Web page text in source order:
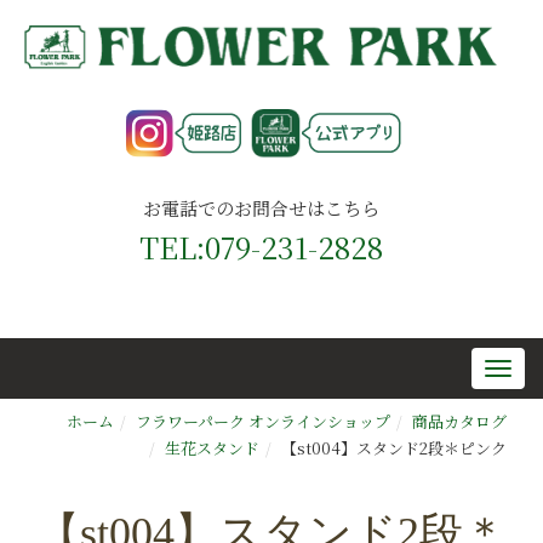
お電話でのお問合せはこちら
TEL:079-231-2828
ホーム フラワーパーク オンラインショップ
商品カタログ
生花スタンド
【st004】スタンド2段＊ピンク